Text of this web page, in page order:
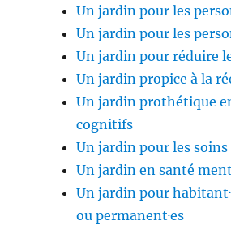
Un jardin pour les
Un jardin pour les
Un jardin pour réduire
Un jardin propice à la
Un jardin prothétique
cognitifs
Un jardin pour les
Un jardin en santé
Un jardin pour
ou permanent·es